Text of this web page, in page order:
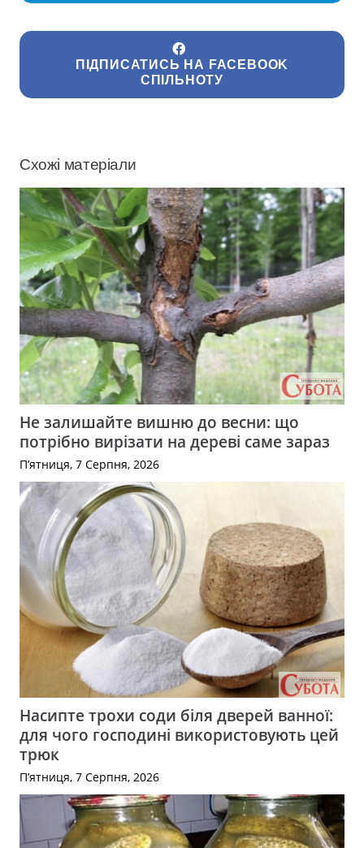
ПІДПИСАТИСЬ НА FACEBOOK
СПІЛЬНОТУ
Схожі матеріали
Не залишайте вишню до весни: що
потрібно вирізати на дереві саме зараз
П’ятниця, 7 Серпня, 2026
Насипте трохи соди біля дверей ванної:
для чого господині використовують цей
трюк
П’ятниця, 7 Серпня, 2026